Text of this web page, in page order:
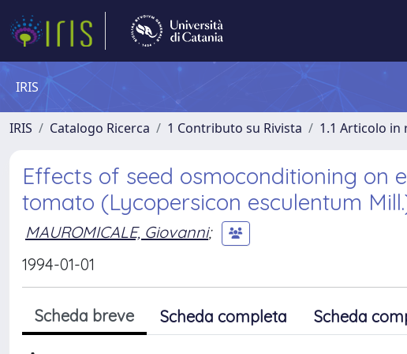
IRIS
IRIS Catalogo Ricerca 1 Contributo su Rivista 1.1 Articolo in
Effects of seed osmoconditioning on
tomato (Lycopersicon esculentum
MAUROMICALE, Giovanni;
1994-01-01
Scheda breve Scheda completa Scheda